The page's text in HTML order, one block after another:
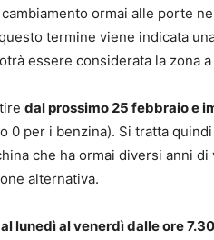
ormai alle porte
termine viene indicata
essere considerata la zona
dal prossimo 25 febbraio e
0 per i benzina). Si tratta
che ha ormai diversi anni
alternativa.
lunedì al venerdì dalle ore